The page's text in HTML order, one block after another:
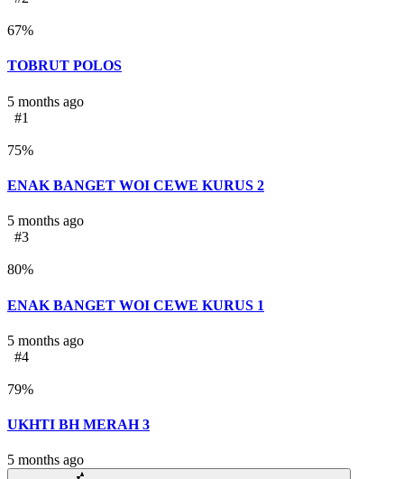
67%
TOBRUT POLOS
5 months ago
#1
75%
ENAK BANGET WOI CEWE KURUS 2
5 months ago
#3
80%
ENAK BANGET WOI CEWE KURUS 1
5 months ago
#4
79%
UKHTI BH MERAH 3
5 months ago